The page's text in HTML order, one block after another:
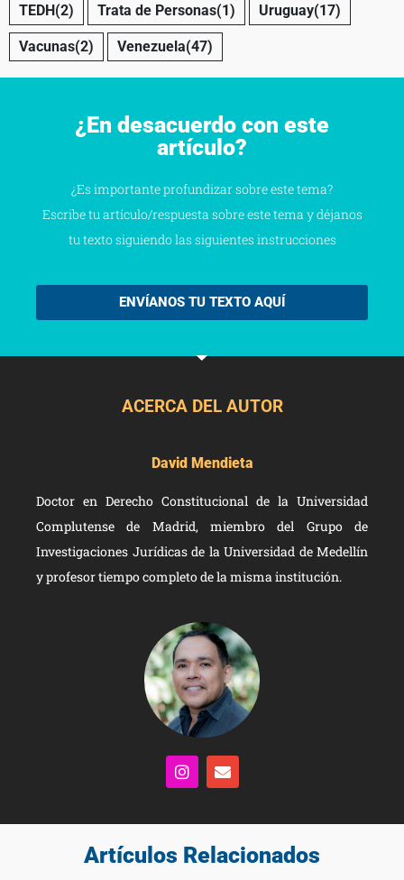
TEDH(2) Trata de Personas(1) Uruguay(17)
Vacunas(2) Venezuela(47)
¿En desacuerdo con este
artículo?
¿Es importante profundizar sobre este tema?
Escribe tu artículo/respuesta sobre este tema y déjanos
tu texto siguiendo las siguientes instrucciones
ENVÍANOS TU TEXTO AQUÍ
ACERCA DEL AUTOR
David Mendieta
Doctor en Derecho Constitucional de la Universidad
Complutense de Madrid, miembro del Grupo de
Investigaciones Jurídicas de la Universidad de Medellín
y profesor tiempo completo de la misma institución.
Artículos Relacionados